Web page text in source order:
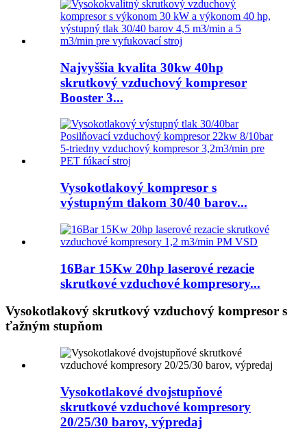
Najvyššia kvalita 30kw 40hp
skrutkový vzduchový kompresor
Booster 3...
Vysokotlakový kompresor s
výstupným tlakom 30/40 barov...
16Bar 15Kw 20hp laserové rezacie
skrutkové vzduchové kompresory...
Vysokotlakový skrutkový vzduchový kompresor s
ťažným stupňom
Vysokotlakové dvojstupňové
skrutkové vzduchové kompresory
20/25/30 barov, výpredaj